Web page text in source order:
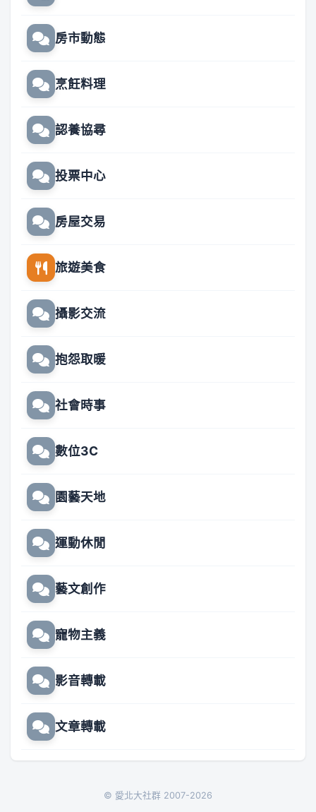
房市動態
烹飪料理
認養協尋
投票中心
房屋交易
旅遊美食
攝影交流
抱怨取暖
社會時事
數位3C
園藝天地
運動休閒
藝文創作
寵物主義
影音轉載
文章轉載
© 愛北大社群 2007-2026